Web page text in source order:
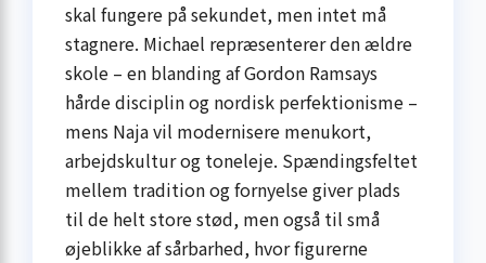
skal fungere på sekundet, men intet må
stagnere. Michael repræsenterer den ældre
skole – en blanding af Gordon Ramsays
hårde disciplin og nordisk perfektionisme –
mens Naja vil modernisere menukort,
arbejds­kultur og toneleje. Spændingsfeltet
mellem tradition og fornyelse giver plads
til de helt store stød, men også til små
øjeblikke af sårbarhed, hvor figurerne